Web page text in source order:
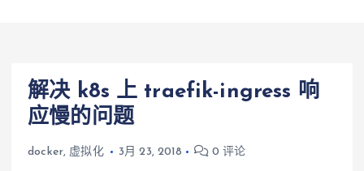
解决 k8s 上 traefik-ingress 响
应慢的问题
docker, 虚拟化 3月 23, 2018 0 评论